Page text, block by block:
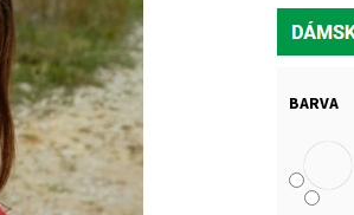
hvězdiček.
BARVA
Doporučujeme